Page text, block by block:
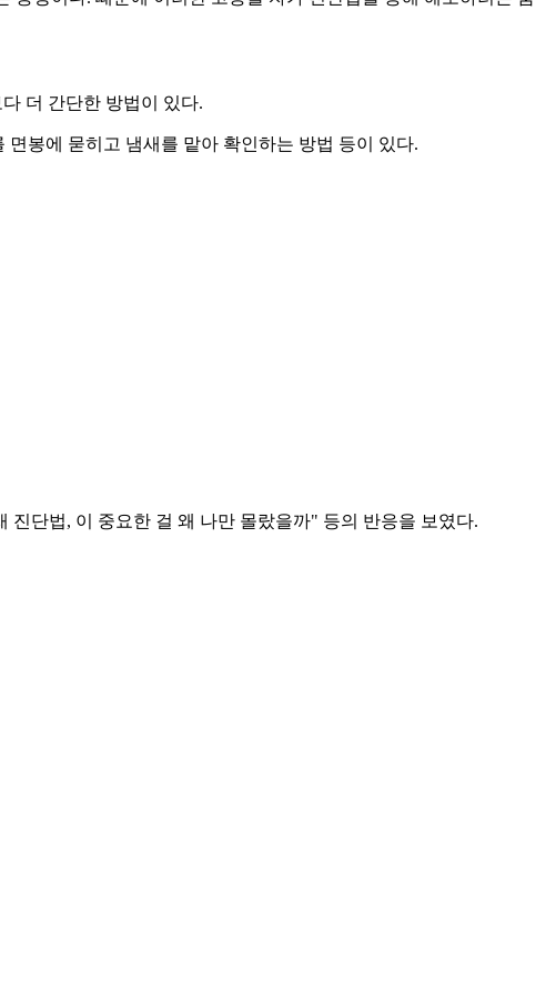
더 간단한 방법이 있다.
봉에 묻히고 냄새를 맡아 확인하는 방법 등이 있다.
단법, 이 중요한 걸 왜 나만 몰랐을까" 등의 반응을 보였다.